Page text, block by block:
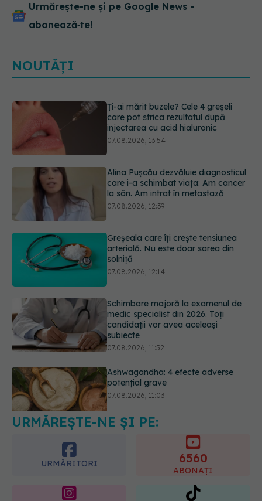
Urmărește-ne și pe Google News -
abonează‑te!
NOUTĂȚI
Ți-ai mărit buzele? Cele 4 greșeli
care pot strica rezultatul după
injectarea cu acid hialuronic
07.08.2026, 13:54
Alina Pușcău dezvăluie diagnosticul
care i-a schimbat viața: Am cancer
la sân. Am intrat în metastază
07.08.2026, 12:39
Greșeala care îți crește tensiunea
arterială. Nu este doar sarea din
solniță
07.08.2026, 12:14
Schimbare majoră la examenul de
medic specialist din 2026. Toți
candidații vor avea aceleași
subiecte
07.08.2026, 11:52
Ashwagandha: 4 efecte adverse
potențial grave
07.08.2026, 11:03
URMĂREȘTE-NE ȘI PE:
URMĂRITORI 6560
ABONAȚI